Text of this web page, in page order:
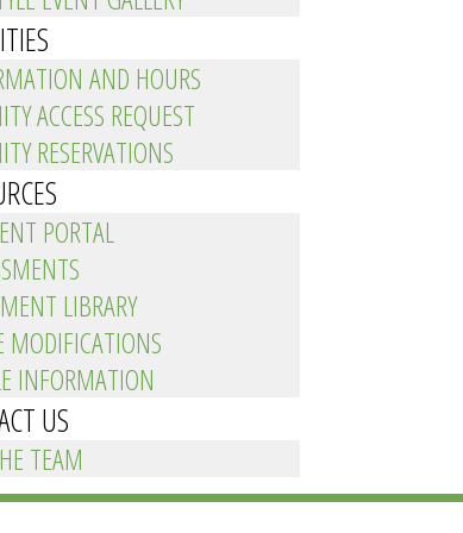
AND HOURS
ACCESS REQUEST
RESERVATIONS
PORTAL
LIBRARY
MODIFICATIONS
INFORMATION
US
TEAM
raffle, hot cocoa and